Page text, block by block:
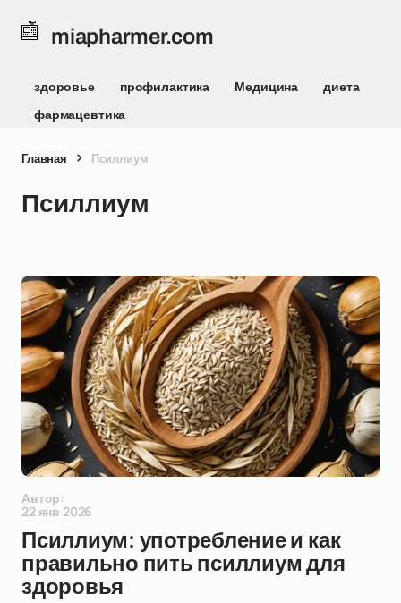
miapharmer.com
здоровье профилактика Медицина
диета
фармацевтика
Главная Псиллиум
Псиллиум
Автор:
22 янв 2026
Псиллиум: употребление и как
правильно пить псиллиум для
здоровья